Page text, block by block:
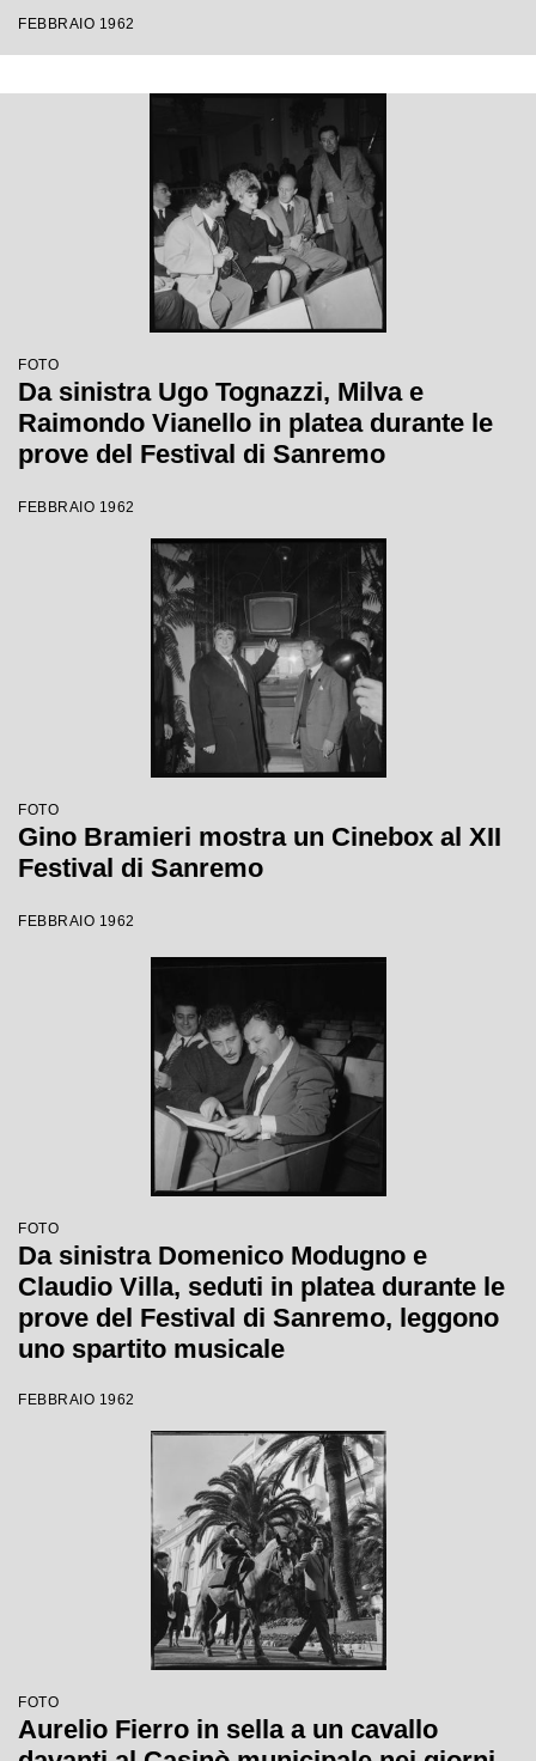
FEBBRAIO 1962
FOTO
Da sinistra Ugo Tognazzi, Milva e
Raimondo Vianello in platea durante le
prove del Festival di Sanremo
FEBBRAIO 1962
FOTO
Gino Bramieri mostra un Cinebox al XII
Festival di Sanremo
FEBBRAIO 1962
FOTO
Da sinistra Domenico Modugno e
Claudio Villa, seduti in platea durante le
prove del Festival di Sanremo, leggono
uno spartito musicale
FEBBRAIO 1962
FOTO
Aurelio Fierro in sella a un cavallo